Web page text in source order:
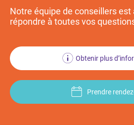
Notre équipe de conseillers est
répondre à toutes vos
Obtenir plus
Prendre